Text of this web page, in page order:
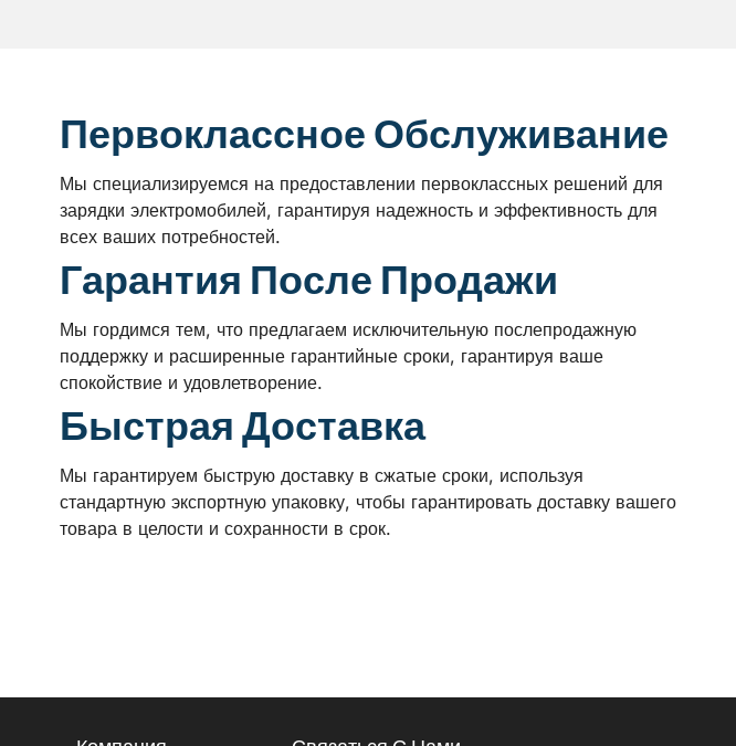
Первоклассное Обслуживание
Мы специализируемся на предоставлении первоклассных решений для
зарядки электромобилей, гарантируя надежность и эффективность для
всех ваших потребностей.
Гарантия После Продажи
Мы гордимся тем, что предлагаем исключительную послепродажную
поддержку и расширенные гарантийные сроки, гарантируя ваше
спокойствие и удовлетворение.
Быстрая Доставка
Мы гарантируем быструю доставку в сжатые сроки, используя
стандартную экспортную упаковку, чтобы гарантировать доставку вашего
товара в целости и сохранности в срок.